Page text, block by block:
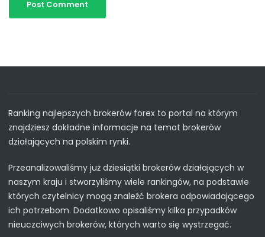
Ranking najlepszych brokerów forex to portal na którym
znajdziesz dokładne informacje na temat brokerów
działających na polskim rynki.
Przeanalizowaliśmy już dziesiątki brokerów działających w
naszym kraju i stworzyliśmy wiele rankingów, na podstawie
których czytelnicy mogą znaleźć brokera odpowiadającego
ich potrzebom. Dodatkowo opisaliśmy kilka przypadków
nieuczciwych brokerów, których warto się wystrzegać.